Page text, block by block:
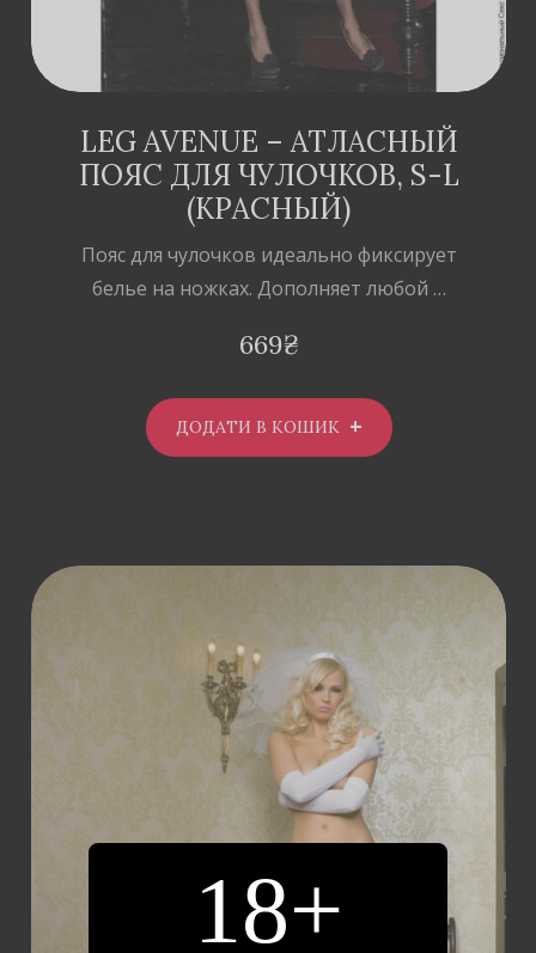
LEG AVENUE – АТЛАСНЫЙ
ПОЯС ДЛЯ ЧУЛОЧКОВ, S-L
(КРАСНЫЙ)
Пояс для чулочков идеально фиксирует
белье на ножках. Дополняет любой …
669₴
ДОДАТИ В КОШИК
КОШИК
18+